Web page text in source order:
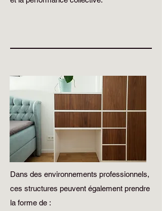
Dans des environnements professionnels,
ces structures peuvent également prendre
la forme de :